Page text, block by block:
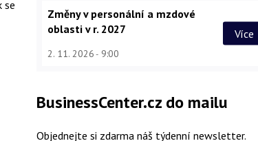
se
Změny v personální a mzdové
oblasti v r. 2027
2. 11. 2026 9:00
Více
BusinessCenter.cz do mailu
Objednejte si zdarma náš týdenní newsletter.